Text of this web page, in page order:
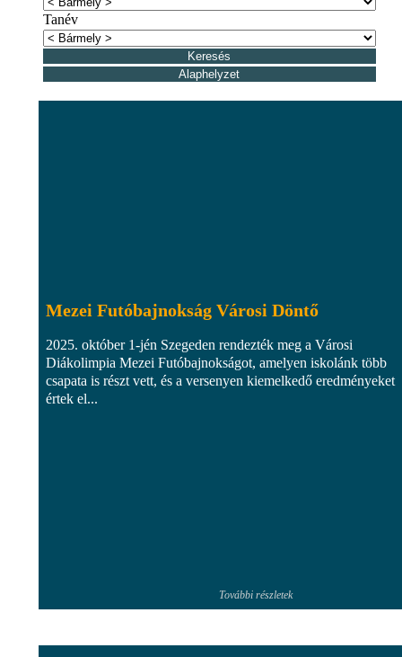
Tanév
Mezei Futóbajnokság Városi Döntő
2025. október 1-jén Szegeden rendezték meg a Városi
Diákolimpia Mezei Futóbajnokságot, amelyen iskolánk több
csapata is részt vett, és a versenyen kiemelkedő eredményeket
értek el...
További részletek